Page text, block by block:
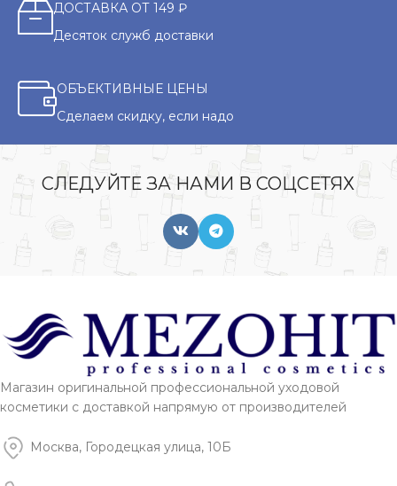
ДОСТАВКА ОТ 149 ₽
Десяток служб доставки
ОБЪЕКТИВНЫЕ ЦЕНЫ
Сделаем скидку, если надо
СЛЕДУЙТЕ ЗА НАМИ В СОЦСЕТЯХ
Магазин оригинальной профессиональной уходовой
косметики с доставкой напрямую от производителей
Москва, Городецкая улица, 10Б